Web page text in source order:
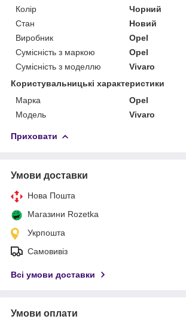
Колір
Чорний
Стан
Новий
Виробник
Opel
Сумісність з маркою
Opel
Сумісність з моделлю
Vivaro
Користувальницькі характеристики
Марка
Opel
Модель
Vivaro
Приховати
Умови доставки
Нова Пошта
Магазини Rozetka
Укрпошта
Самовивіз
Всі умови доставки
Умови оплати